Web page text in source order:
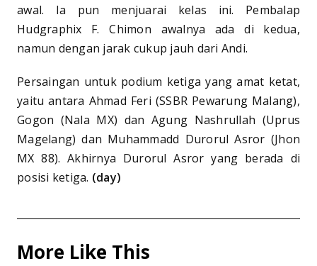
awal. Ia pun menjuarai kelas ini. Pembalap
Hudgraphix F. Chimon awalnya ada di kedua,
namun dengan jarak cukup jauh dari Andi.
Persaingan untuk podium ketiga yang amat ketat,
yaitu antara Ahmad Feri (SSBR Pewarung Malang),
Gogon (Nala MX) dan Agung Nashrullah (Uprus
Magelang) dan Muhammadd Durorul Asror (Jhon
MX 88). Akhirnya Durorul Asror yang berada di
posisi ketiga. (day)
More Like This